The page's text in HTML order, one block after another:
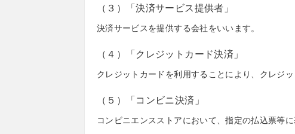
（３）「決済サービス提供者」
決済サービスを提供する会社をいいます。
（４）「クレジットカード決済」
クレジットカードを利用することにより、クレジ
（５）「コンビニ決済」
コンビニエンスストアにおいて、指定の払込票等